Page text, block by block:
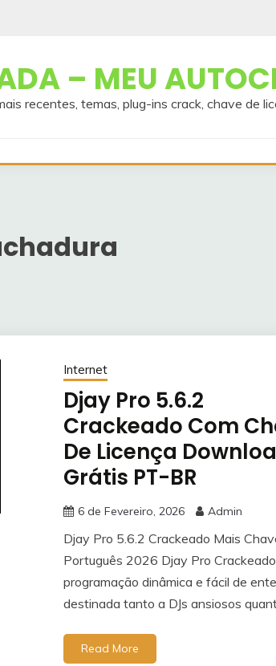
– MEU
recentes, temas, plug-ins crack, chave de
Internet
Djay Pro 5.6.2
Crackeado Com
De Licença
Grátis PT-BR
6 de Fevereiro, 2026 Admin
Djay Pro 5.6.2 Crackeado Mais
Português 2026 Djay Pro
programação dinâmica e fácil de
destinada tanto a DJs ansiosos
Read More